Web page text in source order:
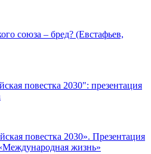
союза – бред? (Евстафьев,
повестка 2030": презентация
повестка 2030». Презентация
жизнь»